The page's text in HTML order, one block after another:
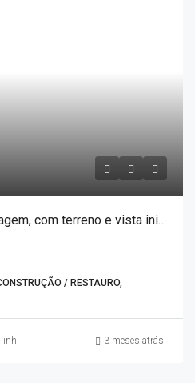
Moradia T2 + 2 T1 e garagem, com terreno e vista inigualável – Paredes da Vitória
/ RESTAURO,
3 meses atrás